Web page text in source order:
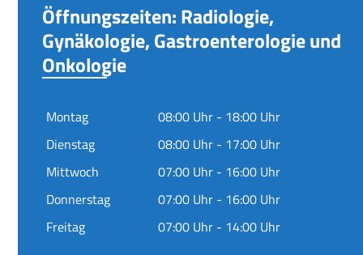
Öffnungszeiten: Radiologie,
Gynäkologie, Gastroenterologie und
Onkologie
Montag
08:00 Uhr - 18:00 Uhr
Dienstag
08:00 Uhr - 17:00 Uhr
Mittwoch
07:00 Uhr - 16:00 Uhr
Donnerstag
07:00 Uhr - 16:00 Uhr
Freitag
07:00 Uhr - 14:00 Uhr